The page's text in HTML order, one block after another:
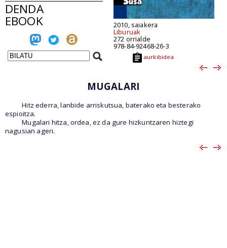
DENDA
EBOOK 2010, saiakera
Liburuak
272 orrialde
978-84-92468-26-3
aurkibidea
MUGALARI
Hitz ederra, lanbide arriskutsua, baterako eta besterako
espioitza.
Mugalari hitza, ordea, ez da gure hizkuntzaren hiztegi
nagusian ageri.